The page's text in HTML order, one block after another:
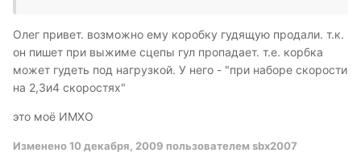
Олег привет. возможно ему коробку гудящую продали. т.к.
он пишет при выжиме сцепы гул пропадает. т.е. корбка
может гудеть под нагрузкой. У него - "при наборе скорости
на 2,3и4 скоростях"
это моё ИМХО
Изменено10 декабря, 2009 пользователем sbx2007